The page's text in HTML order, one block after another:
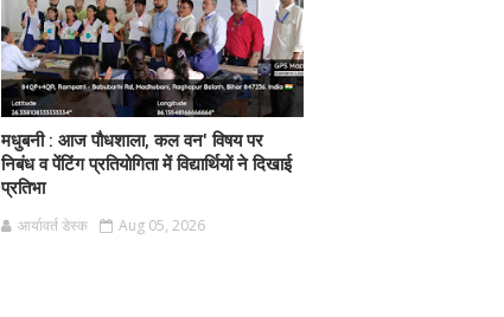
मधुबनी : आज पौधशाला, कल वन' विषय पर
निबंध व पेंटिंग प्रतियोगिता में विद्यार्थियों ने दिखाई
प्रतिभा
आर्यावर्त डेस्क Aug 05, 2026